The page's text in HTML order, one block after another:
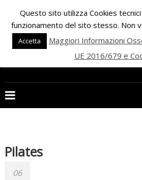
content
PALESTRA
ECLIPSE
una
nuova
era
Pilates
06
Questo sito utilizza Cookies
funzionamento del sito stesso. Non
Accetta
Maggiori Informazioni
UE 2016/679 e